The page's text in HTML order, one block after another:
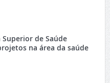
Superior de Saúde
na área da saúde